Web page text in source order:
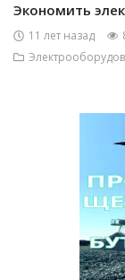
Экономить
11 лет назад